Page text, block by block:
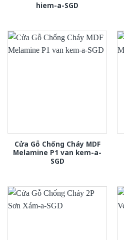
hiem-a-SGD
Cửa Gỗ Chống Cháy MDF
Melamine P1 van kem-a-
SGD